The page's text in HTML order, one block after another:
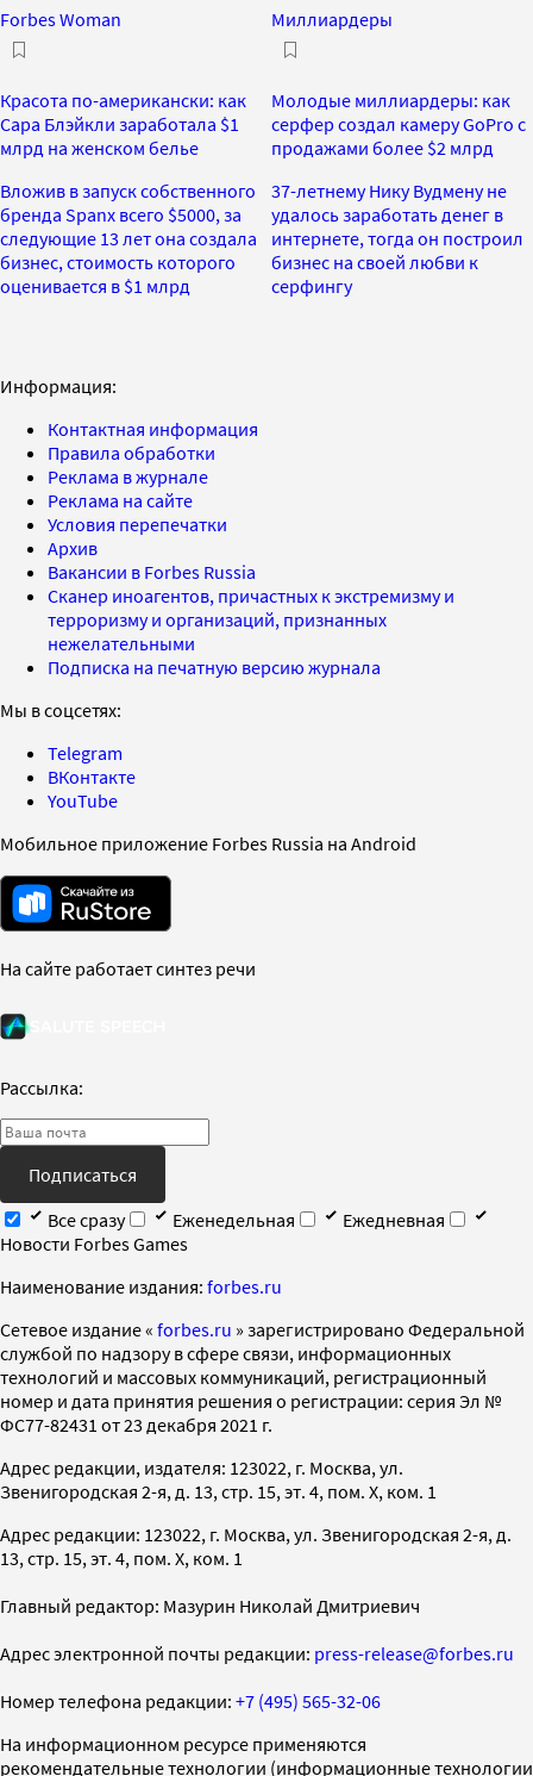
Forbes Woman
Красота по-американски: как
Сара Блэйкли заработала $1
млрд на женском белье
Вложив в запуск собственного
бренда Spanx всего $5000, за
следующие 13 лет она создала
бизнес, стоимость которого
оценивается в $1 млрд
Миллиардеры
Молодые миллиардеры: как
серфер создал камеру GoPro c
продажами более $2 млрд
37-летнему Нику Вудмену не
удалось заработать денег в
интернете, тогда он построил
бизнес на своей любви к
серфингу
Информация:
Контактная информация
Правила обработки
Реклама в журнале
Реклама на сайте
Условия перепечатки
Архив
Вакансии в Forbes Russia
Сканер иноагентов, причастных к экстремизму и
терроризму и организаций, признанных
нежелательными
Подписка на печатную версию журнала
Мы в соцсетях:
Telegram
ВКонтакте
YouTube
Мобильное приложение Forbes Russia на Android
На сайте работает синтез речи
Рассылка:
Подписаться
Все сразу
Еженедельная
Ежедневная
Новости Forbes Games
Наименование издания: forbes.ru
Cетевое издание « forbes.ru » зарегистрировано Федеральной
службой по надзору в сфере связи, информационных
технологий и массовых коммуникаций, регистрационный
номер и дата принятия решения о регистрации: серия Эл №
ФС77-82431 от 23 декабря 2021 г.
Адрес редакции, издателя: 123022, г. Москва, ул.
Звенигородская 2-я, д. 13, стр. 15, эт. 4, пом. X, ком. 1
Адрес редакции: 123022, г. Москва, ул. Звенигородская 2-я, д.
13, стр. 15, эт. 4, пом. X, ком. 1
Главный редактор: Мазурин Николай Дмитриевич
Адрес электронной почты редакции: press-release@forbes.ru
Номер телефона редакции: +7 (495) 565-32-06
На информационном ресурсе применяются
рекомендательные технологии (информационные технологии